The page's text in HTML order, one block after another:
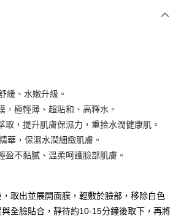
到商品之後才付款」的支付方式。 讓您購物簡單
緩、水嫩升級。
，極輕薄、超貼和、高釋水。
取，提升肌膚保濕力，重拾水潤健康肌。
華，保濕水潤細緻肌膚。
盈不黏膩、溫柔呵護臉部肌膚。
取出並展開面膜，輕敷於臉部，移除白色
全臉貼合，靜待約10-15分鐘後取下，再將